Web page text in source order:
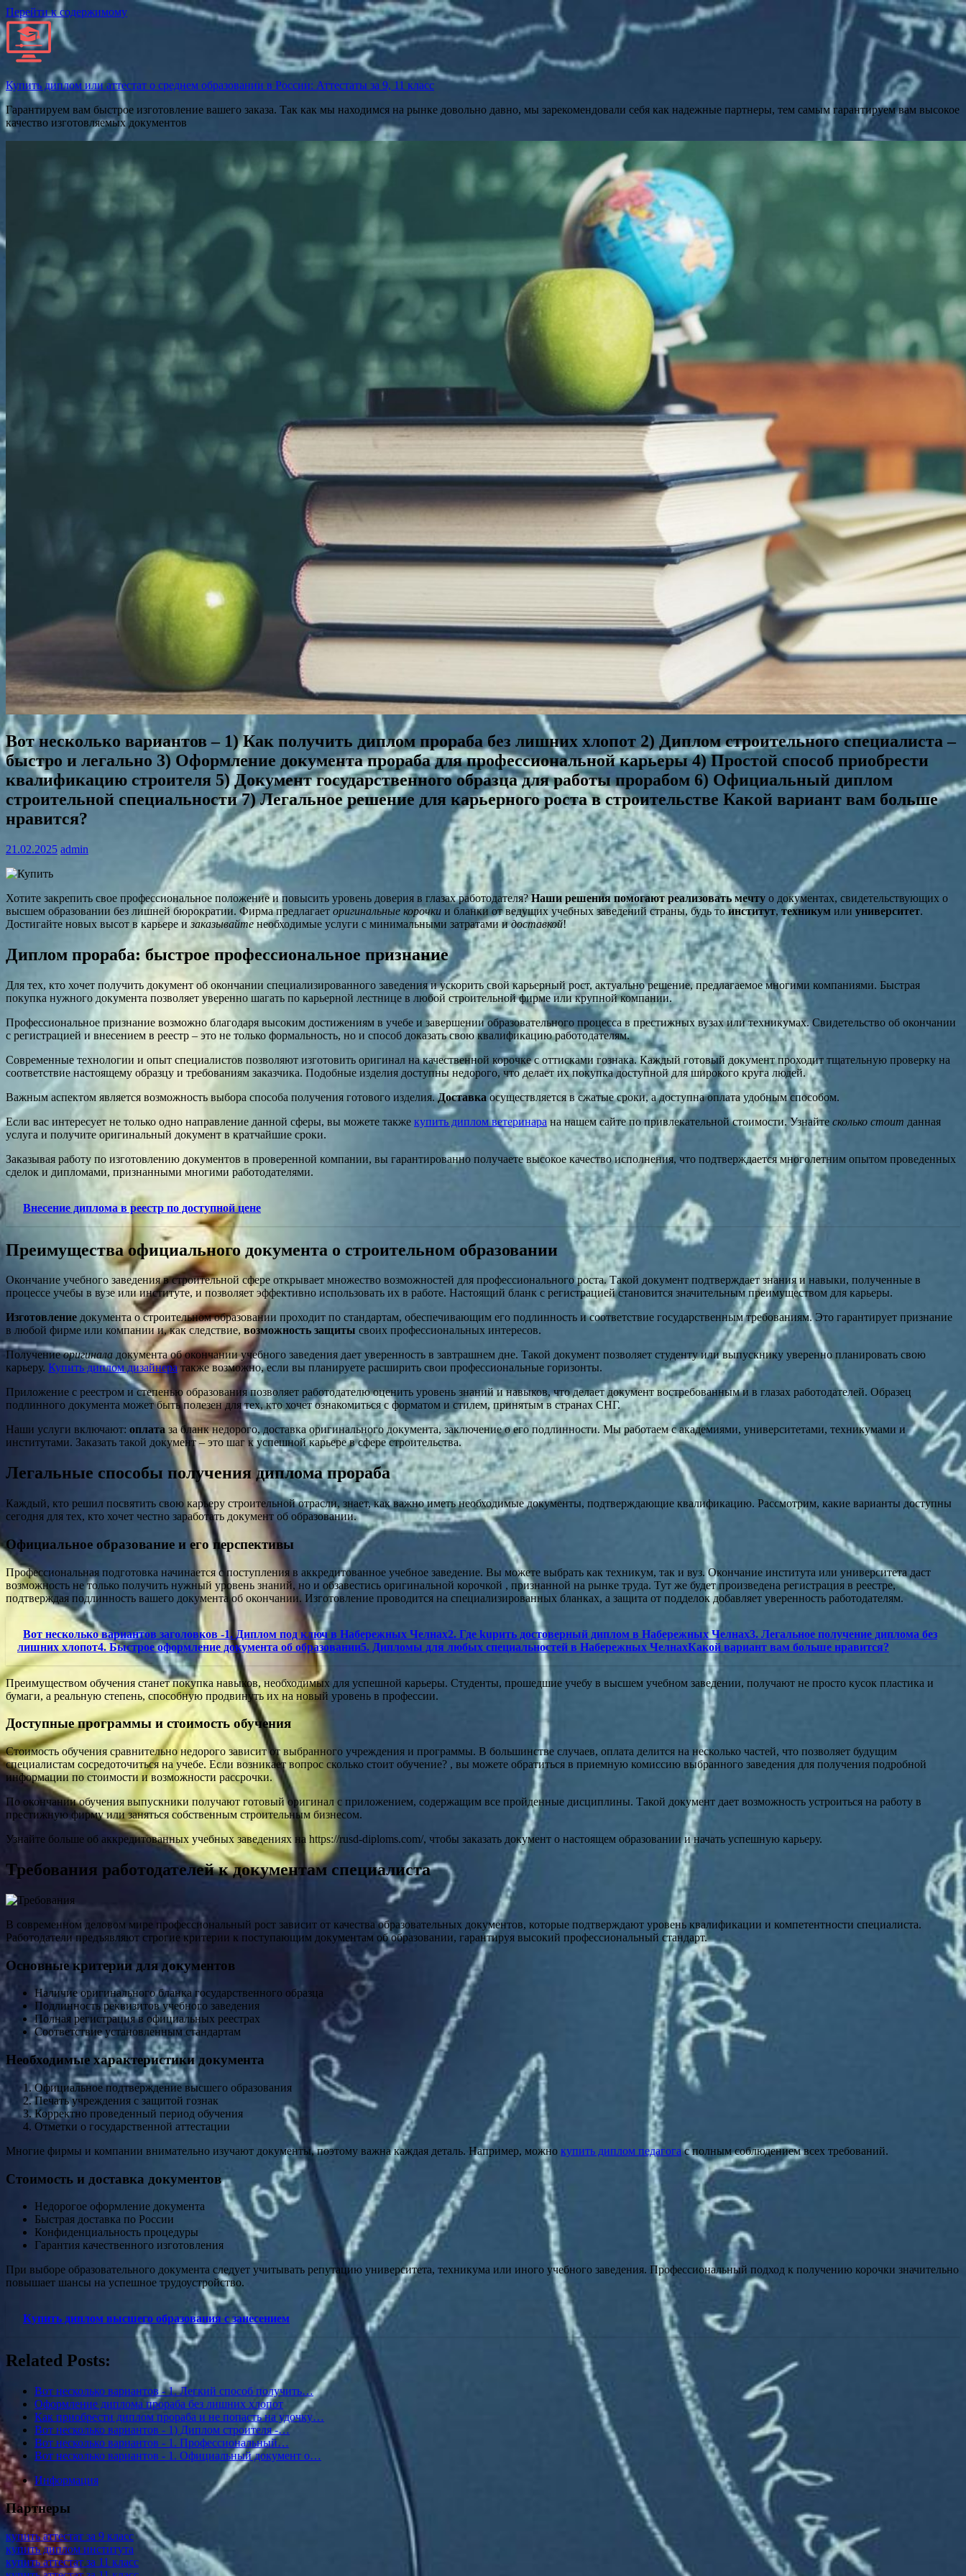
Перейти к содержимому
Купить диплом или аттестат о среднем образовании в России: Аттестаты за 9, 11 класс
Гарантируем вам быстрое изготовление вашего заказа. Так как мы находимся на рынке довольно давно, мы зарекомендовали себя как надежные партнеры, тем самым гарантируем вам высокое
качество изготовляемых документов
Вот несколько вариантов – 1) Как получить диплом прораба без лишних хлопот 2) Диплом строительного специалиста –
быстро и легально 3) Оформление документа прораба для профессиональной карьеры 4) Простой способ приобрести
квалификацию строителя 5) Документ государственного образца для работы прорабом 6) Официальный диплом
строительной специальности 7) Легальное решение для карьерного роста в строительстве Какой вариант вам больше
нравится?
21.02.2025 admin
Хотите закрепить свое профессиональное положение и повысить уровень доверия в глазах работодателя?Наши решения помогают реализовать мечту о документах, свидетельствующих о
высшем образовании без лишней бюрократии. Фирма предлагает оригинальные корочки и бланки от ведущих учебных заведений страны, будь тоинститут, техникум или университет.
Достигайте новых высот в карьере изаказывайте необходимые услуги с минимальными затратами идоставкой!
Диплом прораба: быстрое профессиональное признание
Для тех, кто хочет получить документ об окончании специализированного заведения и ускорить свой карьерный рост, актуально решение, предлагаемое многими компаниями. Быстрая
покупка нужного документа позволяет уверенно шагать по карьерной лестнице в любой строительной фирме или крупной компании.
Профессиональное признание возможно благодаря высоким достижениям в учебе и завершении образовательного процесса в престижных вузах или техникумах. Свидетельство об окончании
с регистрацией и внесением в реестр – это не только формальность, но и способ доказать свою квалификацию работодателям.
Современные технологии и опыт специалистов позволяют изготовить оригинал на качественной корочке с оттисками гознака. Каждый готовый документ проходит тщательную проверку на
соответствие настоящему образцу и требованиям заказчика. Подобные изделия доступны недорого, что делает их покупка доступной для широкого круга людей.
Важным аспектом является возможность выбора способа получения готового изделия.Доставкаосуществляется в сжатые сроки, а доступна оплата удобным способом.
Если вас интересует не только одно направление данной сферы, вы можете также купить диплом ветеринара на нашем сайте по привлекательной стоимости. Узнайте сколько стоит данная
услуга и получите оригинальный документ в кратчайшие сроки.
Заказывая работу по изготовлению документов в проверенной компании, вы гарантированно получаете высокое качество исполнения, что подтверждается многолетним опытом проведенных
сделок и дипломами, признанными многими работодателями.
Внесение диплома в реестр по доступной цене
Преимущества официального документа о строительном образовании
Окончание учебного заведения в строительной сфере открывает множество возможностей для профессионального роста. Такой документ подтверждает знания и навыки, полученные в
процессе учебы в вузе или институте, и позволяет эффективно использовать их в работе. Настоящий бланк с регистрацией становится значительным преимуществом для карьеры.
Изготовление документа о строительном образовании проходит по стандартам, обеспечивающим его подлинность и соответствие государственным требованиям. Это гарантирует признание
в любой фирме или компании и, как следствие, возможность защиты своих профессиональных интересов.
Получениеоригинала документа об окончании учебного заведения дает уверенность в завтрашнем дне. Такой документ позволяет студенту или выпускнику уверенно планировать свою
карьеру. Купить диплом дизайнератакже возможно, если вы планируете расширить свои профессиональные горизонты.
Приложение с реестром и степенью образования позволяет работодателю оценить уровень знаний и навыков, что делает документ востребованным и в глазах работодателей. Образец
подлинного документа может быть полезен для тех, кто хочет ознакомиться с форматом и стилем, принятым в странах СНГ.
Наши услуги включают: оплатаза бланк недорого, доставка оригинального документа, заключение о его подлинности. Мы работаем с академиями, университетами, техникумами и
институтами. Заказать такой документ – это шаг к успешной карьере в сфере строительства.
Легальные способы получения диплома прораба
Каждый, кто решил посвятить свою карьеру строительной отрасли, знает, как важно иметь необходимые документы, подтверждающие квалификацию. Рассмотрим, какие варианты доступны
сегодня для тех, кто хочет честно заработать документ об образовании.
Официальное образование и его перспективы
Профессиональная подготовка начинается с поступления в аккредитованное учебное заведение. Вы можете выбрать как техникум, так и вуз. Окончание института или университета даст
возможность не только получить нужный уровень знаний, но и обзавестись оригинальной корочкой , признанной на рынке труда. Тут же будет произведена регистрация в реестре,
подтверждая подлинность вашего документа об окончании. Изготовление проводится на специализированных бланках, а защита от подделок добавляет уверенность работодателям.
Вот несколько вариантов заголовков -1. Диплом под ключ в Набережных Челнах2. Где kupить достоверный диплом в Набережных Челнах3. Легальное получение диплома без
лишних хлопот4. Быстрое оформление документа об образовании5. Дипломы для любых специальностей в Набережных ЧелнахКакой вариант вам больше нравится?
Преимуществом обучения станет покупка навыков, необходимых для успешной карьеры. Студенты, прошедшие учебу в высшем учебном заведении, получают не просто кусок пластика и
бумаги, а реальную степень, способную продвинуть их на новый уровень в профессии.
Доступные программы и стоимость обучения
Стоимость обучения сравнительно недорого зависит от выбранного учреждения и программы. В большинстве случаев, оплата делится на несколько частей, что позволяет будущим
специалистам сосредоточиться на учебе. Если возникает вопрос сколько стоит обучение? , вы можете обратиться в приемную комиссию выбранного заведения для получения подробной
информации по стоимости и возможности рассрочки.
По окончании обучения выпускники получают готовый оригинал с приложением, содержащим все пройденные дисциплины. Такой документ дает возможность устроиться на работу в
престижную фирму или заняться собственным строительным бизнесом.
Узнайте больше об аккредитованных учебных заведениях на https://rusd-diploms.com/, чтобы заказать документ о настоящем образовании и начать успешную карьеру.
Требования работодателей к документам специалиста
В современном деловом мире профессиональный рост зависит от качества образовательных документов, которые подтверждают уровень квалификации и компетентности специалиста.
Работодатели предъявляют строгие критерии к поступающим документам об образовании, гарантируя высокий профессиональный стандарт.
Основные критерии для документов
Наличие оригинального бланка государственного образца
Подлинность реквизитов учебного заведения
Полная регистрация в официальных реестрах
Соответствие установленным стандартам
Необходимые характеристики документа
Официальное подтверждение высшего образования
Печать учреждения с защитой гознак
Корректно проведенный период обучения
Отметки о государственной аттестации
Многие фирмы и компании внимательно изучают документы, поэтому важна каждая деталь. Например, можно купить диплом педагогас полным соблюдением всех требований.
Стоимость и доставка документов
Недорогое оформление документа
Быстрая доставка по России
Конфиденциальность процедуры
Гарантия качественного изготовления
При выборе образовательного документа следует учитывать репутацию университета, техникума или иного учебного заведения. Профессиональный подход к получению корочки значительно
повышает шансы на успешное трудоустройство.
Купить диплом высшего образования с занесением
Related Posts:
Вот несколько вариантов - 1. Легкий способ получить…
Оформление диплома прораба без лишних хлопот
Как приобрести диплом прораба и не попасть на удочку…
Вот несколько вариантов - 1) Диплом строителя -…
Вот несколько вариантов - 1. Профессиональный…
Вот несколько вариантов - 1. Официальный документ о…
Информация
Партнеры
купить аттестат за 9 класс
купить диплом института
купить аттестат за 11 класс